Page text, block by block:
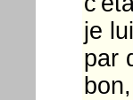
je
par